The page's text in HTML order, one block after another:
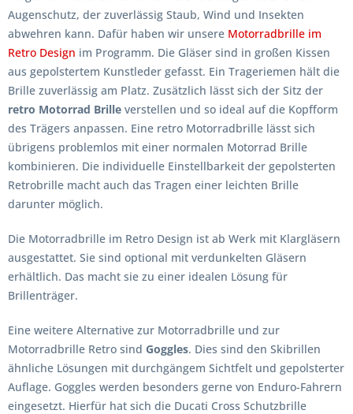
Augenschutz, der zuverlässig Staub, Wind und Insekten
abwehren kann. Dafür haben wir unsere Motorradbrille im
Retro Design im Programm. Die Gläser sind in großen Kissen
aus gepolstertem Kunstleder gefasst. Ein Trageriemen hält die
Brille zuverlässig am Platz. Zusätzlich lässt sich der Sitz der
retro Motorrad Brille verstellen und so ideal auf die Kopfform
des Trägers anpassen. Eine retro Motorradbrille lässt sich
übrigens problemlos mit einer normalen Motorrad Brille
kombinieren. Die individuelle Einstellbarkeit der gepolsterten
Retrobrille macht auch das Tragen einer leichten Brille
darunter möglich.
Die Motorradbrille im Retro Design ist ab Werk mit Klargläsern
ausgestattet. Sie sind optional mit verdunkelten Gläsern
erhältlich. Das macht sie zu einer idealen Lösung für
Brillenträger.
Eine weitere Alternative zur Motorradbrille und zur
Motorradbrille Retro sind Goggles. Dies sind den Skibrillen
ähnliche Lösungen mit durchgängem Sichtfelt und gepolsterter
Auflage. Goggles werden besonders gerne von Enduro-Fahrern
eingesetzt. Hierfür hat sich die Ducati Cross Schutzbrille